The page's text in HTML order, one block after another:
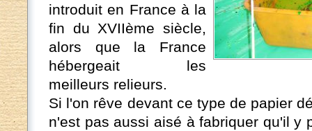
introduit en France à la
fin du XVIIème siècle,
alors que la France
hébergeait les
meilleurs relieurs.
Si l'on rêve devant ce type de papier
n'est pas aussi aisé à fabriquer qu'il